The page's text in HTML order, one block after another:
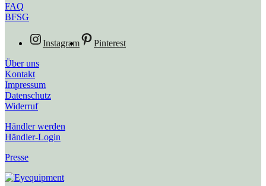
FAQ
BFSG
Instagram
Pinterest
Über uns
Kontakt
Impressum
Datenschutz
Widerruf
Händler werden
Händler-Login
Presse